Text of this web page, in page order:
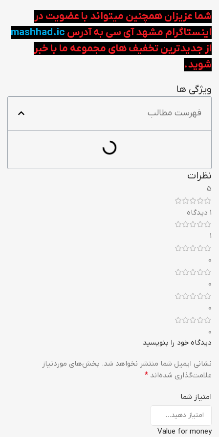
شما عزیزان همچنین میتواند با عضویت در
اینستاگرام مشهد آی سی به آدرس mashhad.ic
از جدیدترین تخفیف های مجموعه ما با خبر
شوید.
ویژگی ها
فهرست مطالب
نظرات
5
1 دیدگاه
1
0
0
0
0
دیدگاه خود را بنویسید
نشانی ایمیل شما منتشر نخواهد شد. بخش‌های موردنیاز
علامت‌گذاری شده‌اند *
امتیاز شما
Value for money